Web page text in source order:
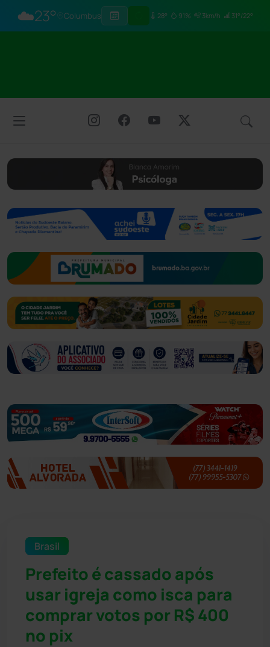
☁️23° Columbus 28° 91% 3km/h 31°/22°
Brasil
Prefeito é cassado após
usar igreja como isca para
comprar votos por R$ 400
no pix